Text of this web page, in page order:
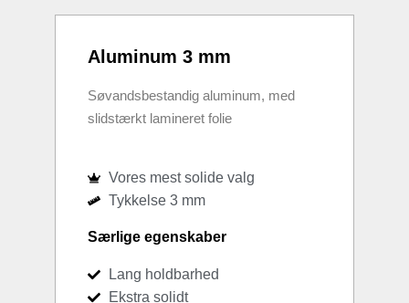
Aluminum 3 mm
Søvandsbestandig aluminum, med
slidstærkt lamineret folie
Vores mest solide valg
Tykkelse 3 mm
Særlige egenskaber
Lang holdbarhed
Ekstra solidt